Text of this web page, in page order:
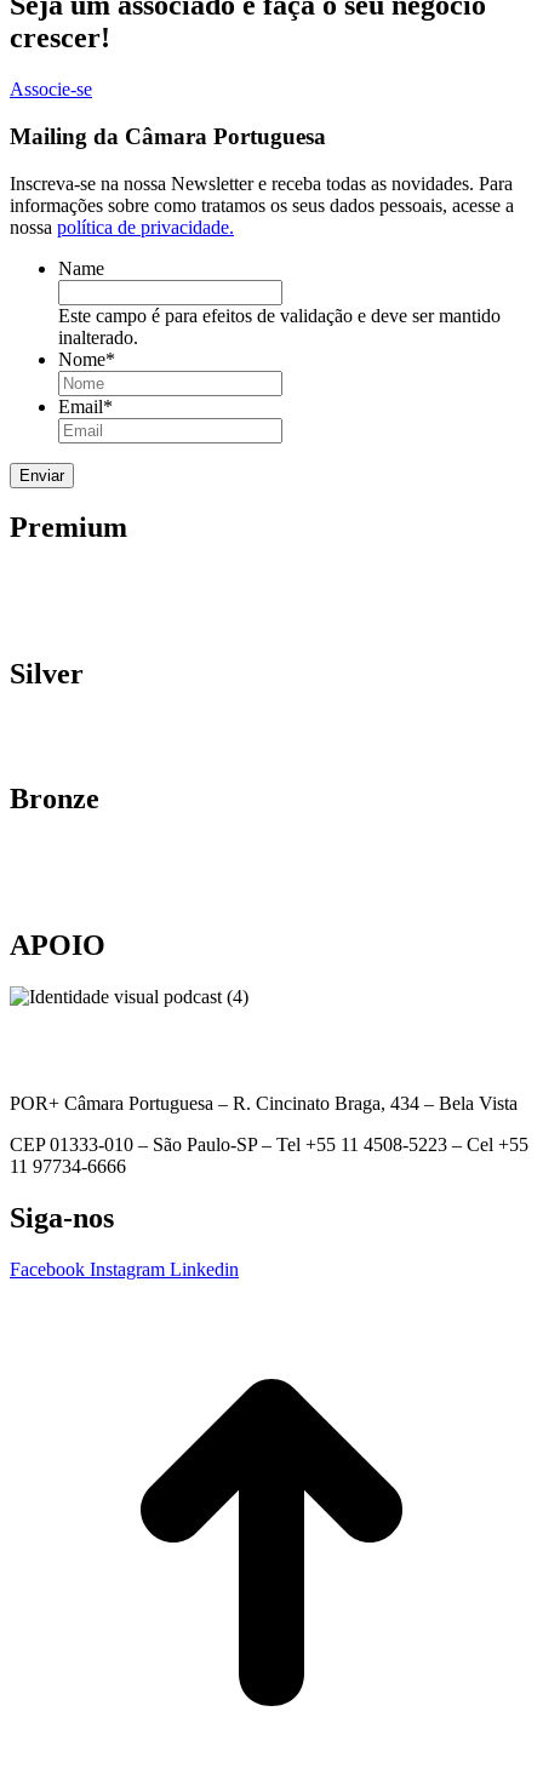
crescer!
Associe-se
Mailing da Câmara Portuguesa
Inscreva-se na nossa Newsletter e receba todas as novidades. Para
informações sobre como tratamos os seus dados pessoais, acesse a
nossa política de privacidade.
Name
Este campo é para efeitos de validação e deve ser mantido
inalterado.
Nome*
Email*
Premium
Silver
Bronze
APOIO
POR+ Câmara Portuguesa – R. Cincinato Braga, 434 – Bela Vista
CEP 01333-010 – São Paulo-SP – Tel +55 11 4508-5223 – Cel +55
11 97734-6666
Siga-nos
Facebook Instagram Linkedin